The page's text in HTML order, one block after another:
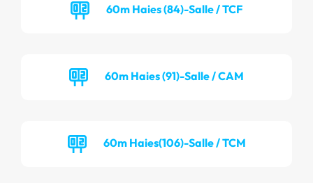
60m Haies (84)-Salle / TCF
60m Haies (91)-Salle / CAM
60m Haies(106)-Salle / TCM